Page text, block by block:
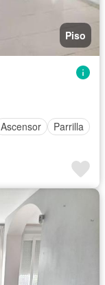
Piso
Ascensor
Parrilla